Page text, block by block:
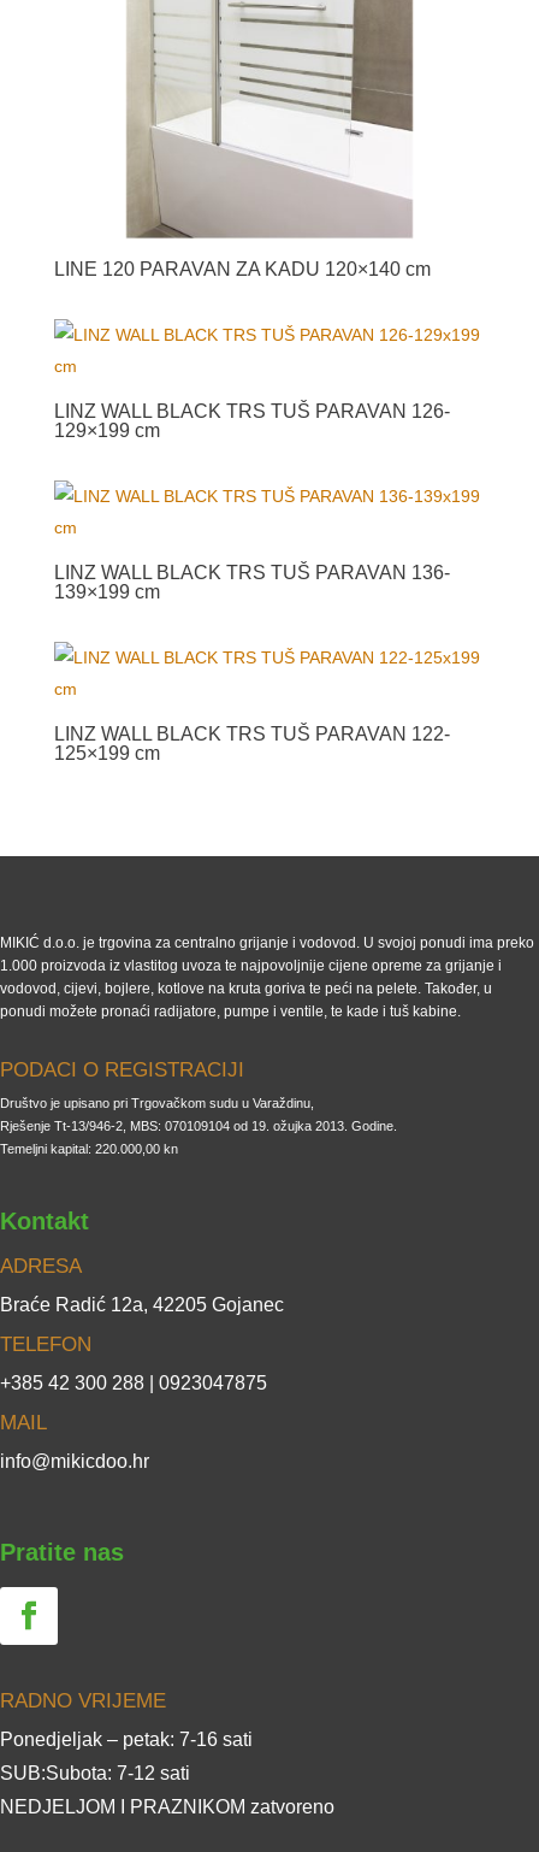
LINE 120 PARAVAN ZA KADU 120×140 cm
LINZ WALL BLACK TRS TUŠ PARAVAN 126-
129×199 cm
LINZ WALL BLACK TRS TUŠ PARAVAN 136-
139×199 cm
LINZ WALL BLACK TRS TUŠ PARAVAN 122-
125×199 cm
MIKIĆ d.o.o. je trgovina za centralno grijanje i vodovod. U svojoj ponudi ima preko
1.000 proizvoda iz vlastitog uvoza te najpovoljnije cijene opreme za grijanje i
vodovod, cijevi, bojlere, kotlove na kruta goriva te peći na pelete. Također, u
ponudi možete pronaći radijatore, pumpe i ventile, te kade i tuš kabine.
PODACI O REGISTRACIJI
Društvo je upisano pri Trgovačkom sudu u Varaždinu,
Rješenje Tt-13/946-2, MBS: 070109104 od 19. ožujka 2013. Godine.
Temeljni kapital: 220.000,00 kn
Kontakt
ADRESA
Braće Radić 12a, 42205 Gojanec
TELEFON
+385 42 300 288 | 0923047875
MAIL
info@mikicdoo.hr
Pratite nas
RADNO VRIJEME
Ponedjeljak – petak: 7-16 sati
SUB:Subota: 7-12 sati
NEDJELJOM I PRAZNIKOM zatvoreno